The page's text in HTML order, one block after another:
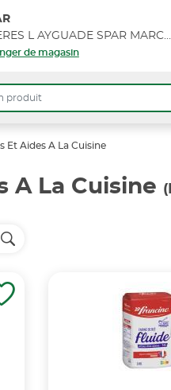
HYERES L AYGUADE SPAR MARCHE
de magasin
Et Aides A La Cuisine
A La Cuisine